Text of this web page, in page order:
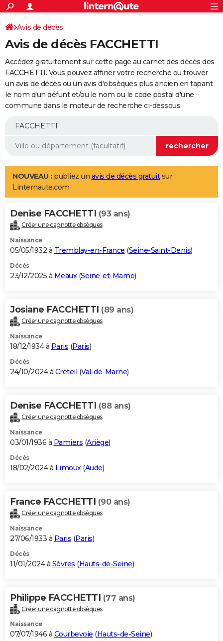
ACTUALITÉS
Politique
Société
Faits Divers
Education
Monde
Villes
+
SPORT
Coupe du monde 2026
Football
Tennis
Cyclisme
Rugby
Forum
Programme TV
TNT
Streaming
Cinéma
Sorties cinéma
Musique
+
FINANCE
Impôts
Immobilier
Risques naturels par ville
Banque
Assurance
Crédit
AUTO
Essais
Réserver un essai
Citadines
Berlines
SUV
Forum auto
+
Mobiles
Meilleur smartphone
Internet
Ordinateurs
Jeux vidéo
Guide high-tech
Aménagement intérieur
LIFESTYLE
Art de vivre
Bien-être
Loisirs
Mode
Modes de vie
Alimentation
Guide de la santé
Maladies
Médicaments
Sommeil
VOYAGE
Destinations
City break
Voyage nature
Voyage de noces
Forum
Climat
+PHOTO
GUIDES D'ACHAT
BONS PLANS
Carte de Noël
Carte Bonne année
Carte Saint-Valentin
Carte Pâques
Carte d'anniversaire
DICTIONNAIRE
Dictionnaire
Biographies
Citations
Expressions
Proverbes
PROGRAMME TV
S'inscrire
Se connecter
Lycées
Collèges
Primaires
Universités
Entreprises
Service militaire
Avis de recherche
AVIS DE DÉCÈS
Bricolage
Lifestyle
Culture
Sport
Auto
Television
Voyage
Cinema
Avis de décès
Avis de décès FACCHETTI
Accédez gratuitement sur cette page au carnet des décès des
FACCHETTI. Vous pouvez affiner votre recherche ou trouver
un avis de décès ou un avis d'obsèques plus ancien en tapant
le nom d'un défunt et/ou le nom ou le code postal d'une
commune dans le moteur de recherche ci-dessous.
NOUVEAU : publiez un avis de décès gratuitsur
Linternaute.com
Denise FACCHETTI (93 ans)
Créer une cagnotte obsèques
Naissance
05/05/1932 à Tremblay-en-France (Seine-Saint-Denis)
Décès
23/12/2025 à Meaux(Seine-et-Marne)
Josiane FACCHETTI (89 ans)
Créer une cagnotte obsèques
Naissance
18/12/1934 à Paris (Paris)
Décès
24/10/2024 à Créteil (Val-de-Marne)
Denise FACCHETTI (88 ans)
Créer une cagnotte obsèques
Naissance
03/01/1936 à Pamiers (Ariège)
Décès
18/02/2024 à Limoux(Aude)
France FACCHETTI (90 ans)
Créer une cagnotte obsèques
Naissance
27/06/1933 à Paris (Paris)
Décès
11/01/2024 à Sèvres (Hauts-de-Seine)
Philippe FACCHETTI (77 ans)
Créer une cagnotte obsèques
Naissance
07/07/1946 à Courbevoie (Hauts-de-Seine)